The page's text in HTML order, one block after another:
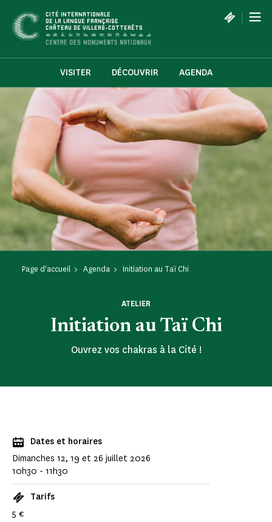
CITÉ INTERNATIONALE
DE LA LANGUE FRANÇAISE
CHÂTEAU DE VILLERS-COTTERÊTS
|
VISITER DÉCOUVRIR AGENDA
Page d'accueil Agenda Initiation au Taï Chi
Initiation au Taï Chi
ATELIER
Ouvrez vos chakras à la Cité !
Dates et horaires
Dimanches 12, 19 et 26 juillet 2026
10h30 - 11h30
Tarifs
5 €